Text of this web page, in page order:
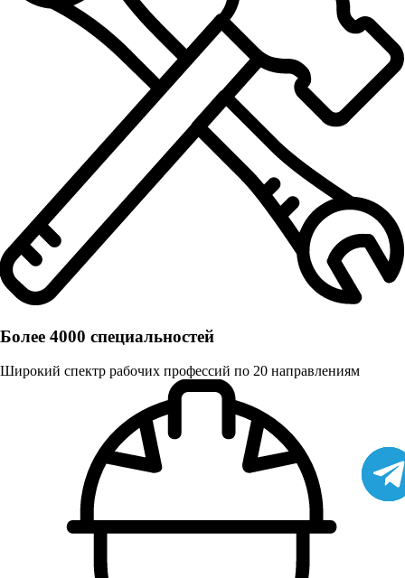
Более 4000 специальностей
Широкий спектр рабочих профессий по 20 направлениям